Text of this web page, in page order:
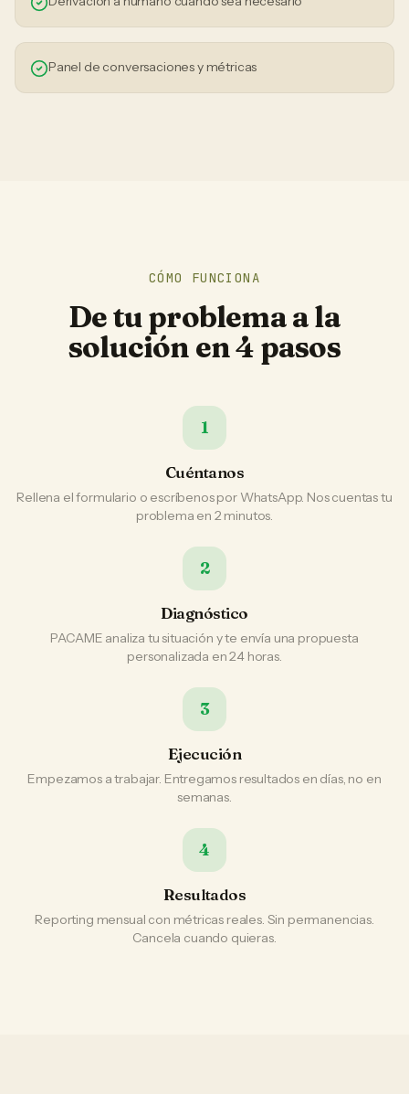
Panel de conversaciones y métricas
CÓMO FUNCIONA
De tu problema a la
solución en 4 pasos
1
Cuéntanos
Rellena el formulario o escríbenos por WhatsApp. Nos cuentas tu
problema en 2 minutos.
2
Diagnóstico
PACAME analiza tu situación y te envía una propuesta
personalizada en 24 horas.
3
Ejecución
Empezamos a trabajar. Entregamos resultados en días, no en
semanas.
4
Resultados
Reporting mensual con métricas reales. Sin permanencias.
Cancela cuando quieras.